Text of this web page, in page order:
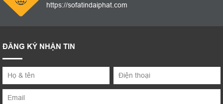
https://sofatindaiphat.com
ĐĂNG KÝ NHẬN TIN